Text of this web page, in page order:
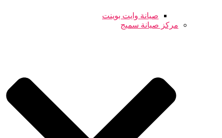
صيانة وايت بوينت
مركز صيانة سميج